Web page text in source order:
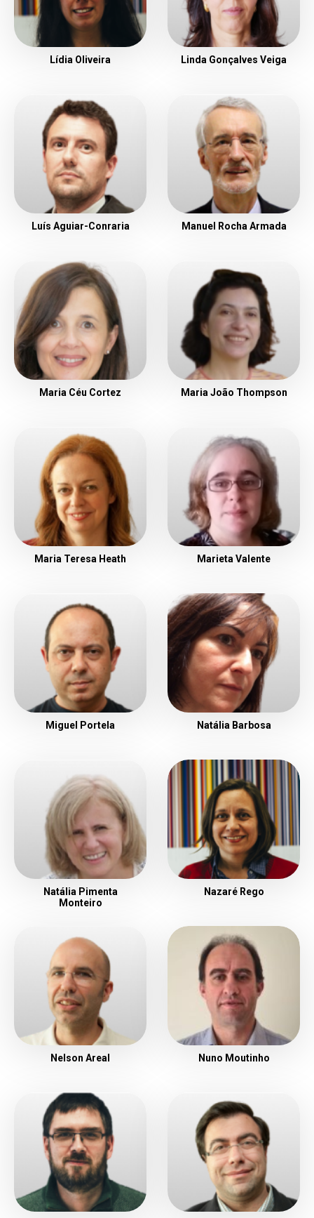
Lídia Oliveira Linda Gonçalves Veiga
Luís Aguiar-Conraria Manuel Rocha Armada
Maria Céu Cortez Maria João Thompson
Maria Teresa Heath Marieta Valente
Miguel Portela Natália Barbosa
Natália Pimenta
Monteiro
Nazaré Rego
Nelson Areal Nuno Moutinho